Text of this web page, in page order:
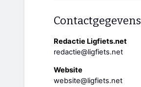
Contactgegevens
Redactie Ligfiets.net
redactie@ligfiets.net
Website
website@ligfiets.net